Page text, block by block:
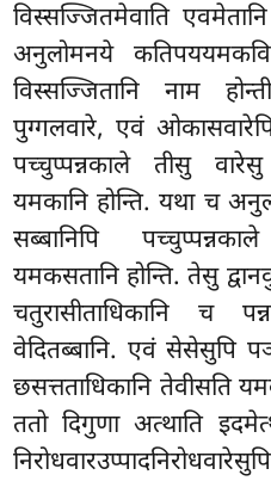
विस्सज्जितमेवाति
अनुलोमनये
विस्सज्जितानि नाम
पुग्गलवारे, एवं ओकासवारेपि
पच्चुप्पन्नकाले तीसु
यमकानि होन्ति. यथा च
सब्बानिपि
यमकसतानि होन्ति. तेसु
चतुरासीताधिकानि च
वेदितब्बानि. एवं सेसेसुपि
छसत्तताधिकानि तेवीसति
ततो दिगुणा अत्थाति